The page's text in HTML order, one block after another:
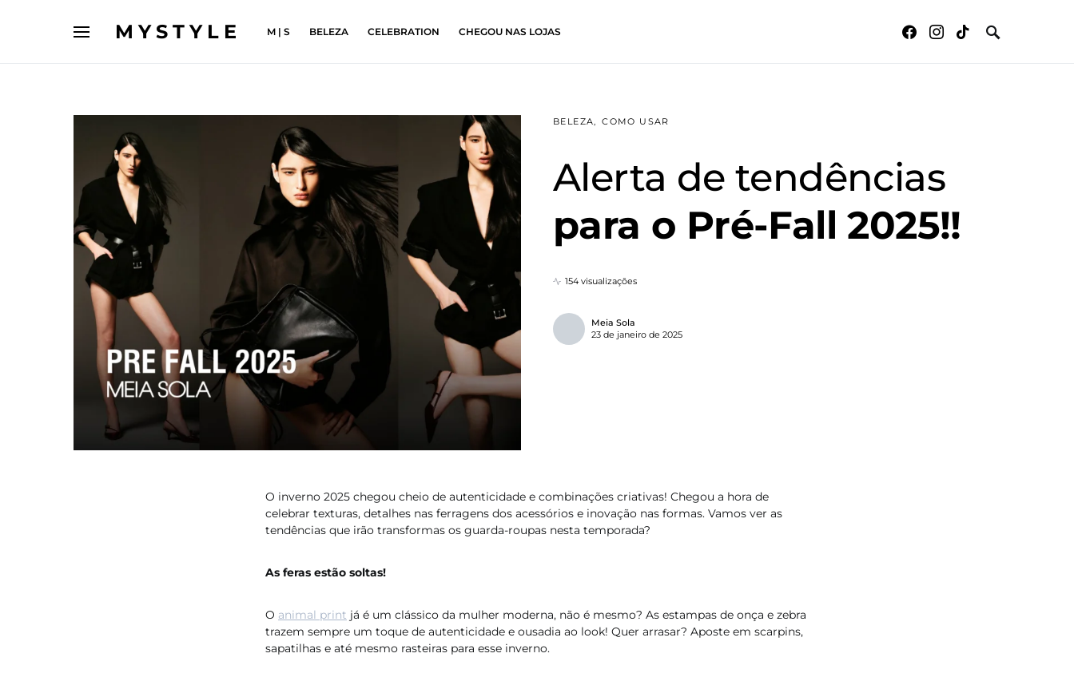
MYSTYLE M | S BELEZA CELEBRATION CHEGOU NAS LOJAS
BELEZA COMO USAR
Alerta de tendências
para o Pré-Fall 2025!!
154 visualizações
Meia Sola
23 de janeiro de 2025
O inverno 2025 chegou cheio de autenticidade e combinações criativas! Chegou a hora de
celebrar texturas, detalhes nas ferragens dos acessórios e inovação nas formas. Vamos ver as
tendências que irão transformas os guarda-roupas nesta temporada?
As feras estão soltas!
O animal print já é um clássico da mulher moderna, não é mesmo? As estampas de onça e zebra
trazem sempre um toque de autenticidade e ousadia ao look! Quer arrasar? Aposte em scarpins,
sapatilhas e até mesmo rasteiras para esse inverno.